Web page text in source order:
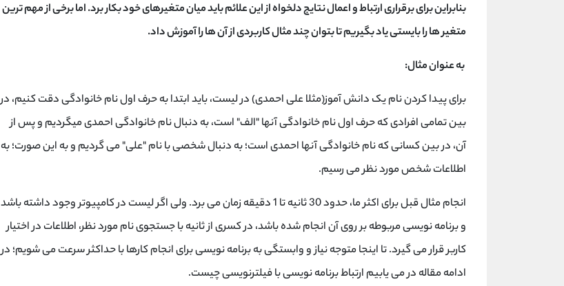
بنابراین برای برقراری ارتباط و اعمال نتایج دلخواه از این علائم باید میان متغیرهای خود بکار برد. اما برخی از مهم ترین
متغیر ها را بایستی یاد بگیریم تا بتوان چند مثال کاربردی از آن ها را آموزش داد.
به عنوان مثال:
برای پیدا کردن نام یک دانش آموز(مثلا علی احمدی) در لیست، باید ابتدا به حرف اول نام خانوادگی دقت کنیم، در
بین تمامی افرادی که حرف اول نام خانوادگی آنها "الف" است، به دنبال نام خانوادگی احمدی میگردیم و پس از
آن، در بین کسانی که نام خانوادگی آنها احمدی است؛ به دنبال شخصی با نام "علی" می گردیم و به این صورت؛ به
اطلاعات شخص مورد نظر می رسیم.
انجام مثال قبل برای اکثر ما، حدود 30 ثانیه تا 1 دقیقه زمان می برد. ولی اگر لیست در کامپیوتر وجود داشته باشد
و برنامه نویسی مربوطه بر روی آن انجام شده باشد، در کسری از ثانیه با جستجوی نام مورد نظر، اطلاعات در اختیار
کاربر قرار می گیرد. تا اینجا متوجه نیاز و وابستگی به برنامه نویسی برای انجام کارها با حداکثر سرعت می شویم؛ در
ادامه مقاله در می یابیم ارتباط برنامه نویسی با فیلتر‌نویسی چیست.